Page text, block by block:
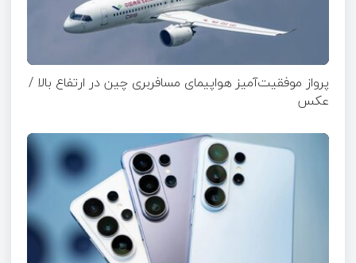
پرواز موفقیت‌آمیز هواپیمای مسافربری چین در ارتفاع بالا /
عکس